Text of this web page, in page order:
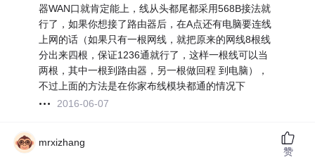
器WAN口就肯定能上，线从头都尾都采用568B接法就
行了，如果你想接了路由器后，在A点还有电脑要连线
上网的话（如果只有一根网线，就把原来的网线8根线
分出来四根，保证1236通就行了，这样一根线可以当
两根，其中一根到路由器，另一根做回程 到电脑），
不过上面的方法是在你家布线模块都通的情况下
2016-06-07
mrxizhang
赞